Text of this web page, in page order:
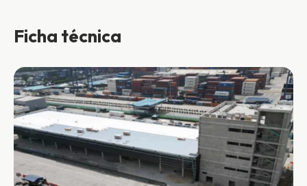
Ficha técnica